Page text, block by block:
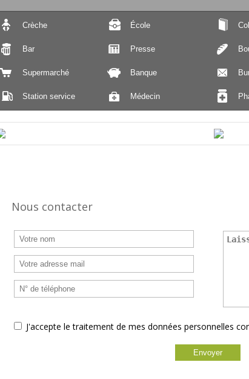
Crèche École
Bar Presse
Supermarché Banque
Station service Médecin
Nous contacter
J'accepte le traitement de mes données personnelles